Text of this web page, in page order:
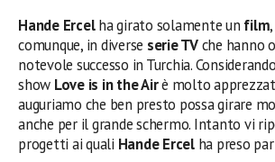
Hande Ercelha girato solamente un film
comunque, in diverse serie TVche hanno
notevole successo in Turchia.
show Love is in the Airè molto
auguriamo che ben presto possa girare
anche per il grande schermo. Intanto vi
progetti ai quali Hande Ercelha preso